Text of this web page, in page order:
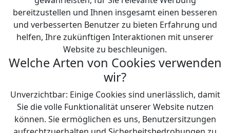
bereitzustellen und Ihnen insgesamt einen besseren
und verbesserten Benutzer zu bieten Erfahrung und
helfen, Ihre zukünftigen Interaktionen mit unserer
Website zu beschleunigen.
Welche Arten von Cookies verwenden
wir?
Unverzichtbar: Einige Cookies sind unerlässlich, damit
Sie die volle Funktionalität unserer Website nutzen
können. Sie ermöglichen es uns, Benutzersitzungen